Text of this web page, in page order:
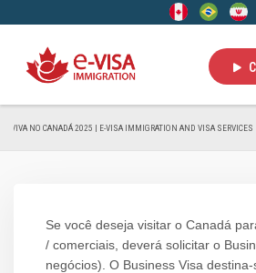
VIVA NO CANADÁ 2025 | E-VISA IMMIGRATION AND VISA SERVICES
Se você deseja visitar o Canadá
/ comerciais, deverá solicitar o
negócios). O Business Visa